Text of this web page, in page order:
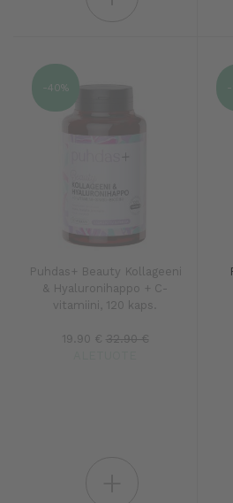
Puhdas+ Beauty Kollageeni
& Hyaluronihappo + C-
vitamiini, 120 kaps.
19.90 € 32.90 €
-40%